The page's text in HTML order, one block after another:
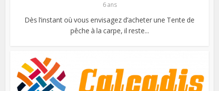
6 ans
Dès l’instant où vous envisagez d’acheter une Tente de
pêche à la carpe, il reste...